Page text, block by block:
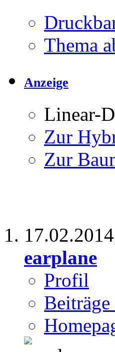
Thema
Anzeige
Linear-
Zur
Zur
earplane
Profil
Beiträge